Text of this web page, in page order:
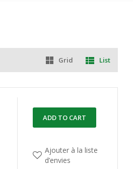
Grid List
ADD TO CART
Ajouter à la liste
d’envies